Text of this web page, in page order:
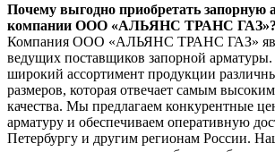
Почему выгодно приобретать запорную
компании ООО «АЛЬЯНС ТРАНС ГАЗ»?
Компания ООО «АЛЬЯНС ТРАНС ГАЗ»
ведущих поставщиков запорной
широкий ассортимент продукции
размеров, которая отвечает самым
качества. Мы предлагаем конкурентные
арматуру и обеспечиваем оперативную
Петербургу и другим регионам России.